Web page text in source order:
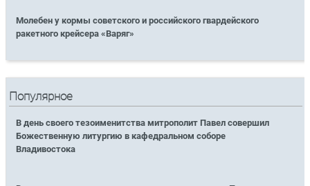
Молебен у кормы советского и российского гвардейского
ракетного крейсера «Варяг»
Популярное
В день своего тезоименитства митрополит Павел совершил
Божественную литургию в кафедральном соборе
Владивостока